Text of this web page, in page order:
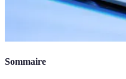
Sommaire